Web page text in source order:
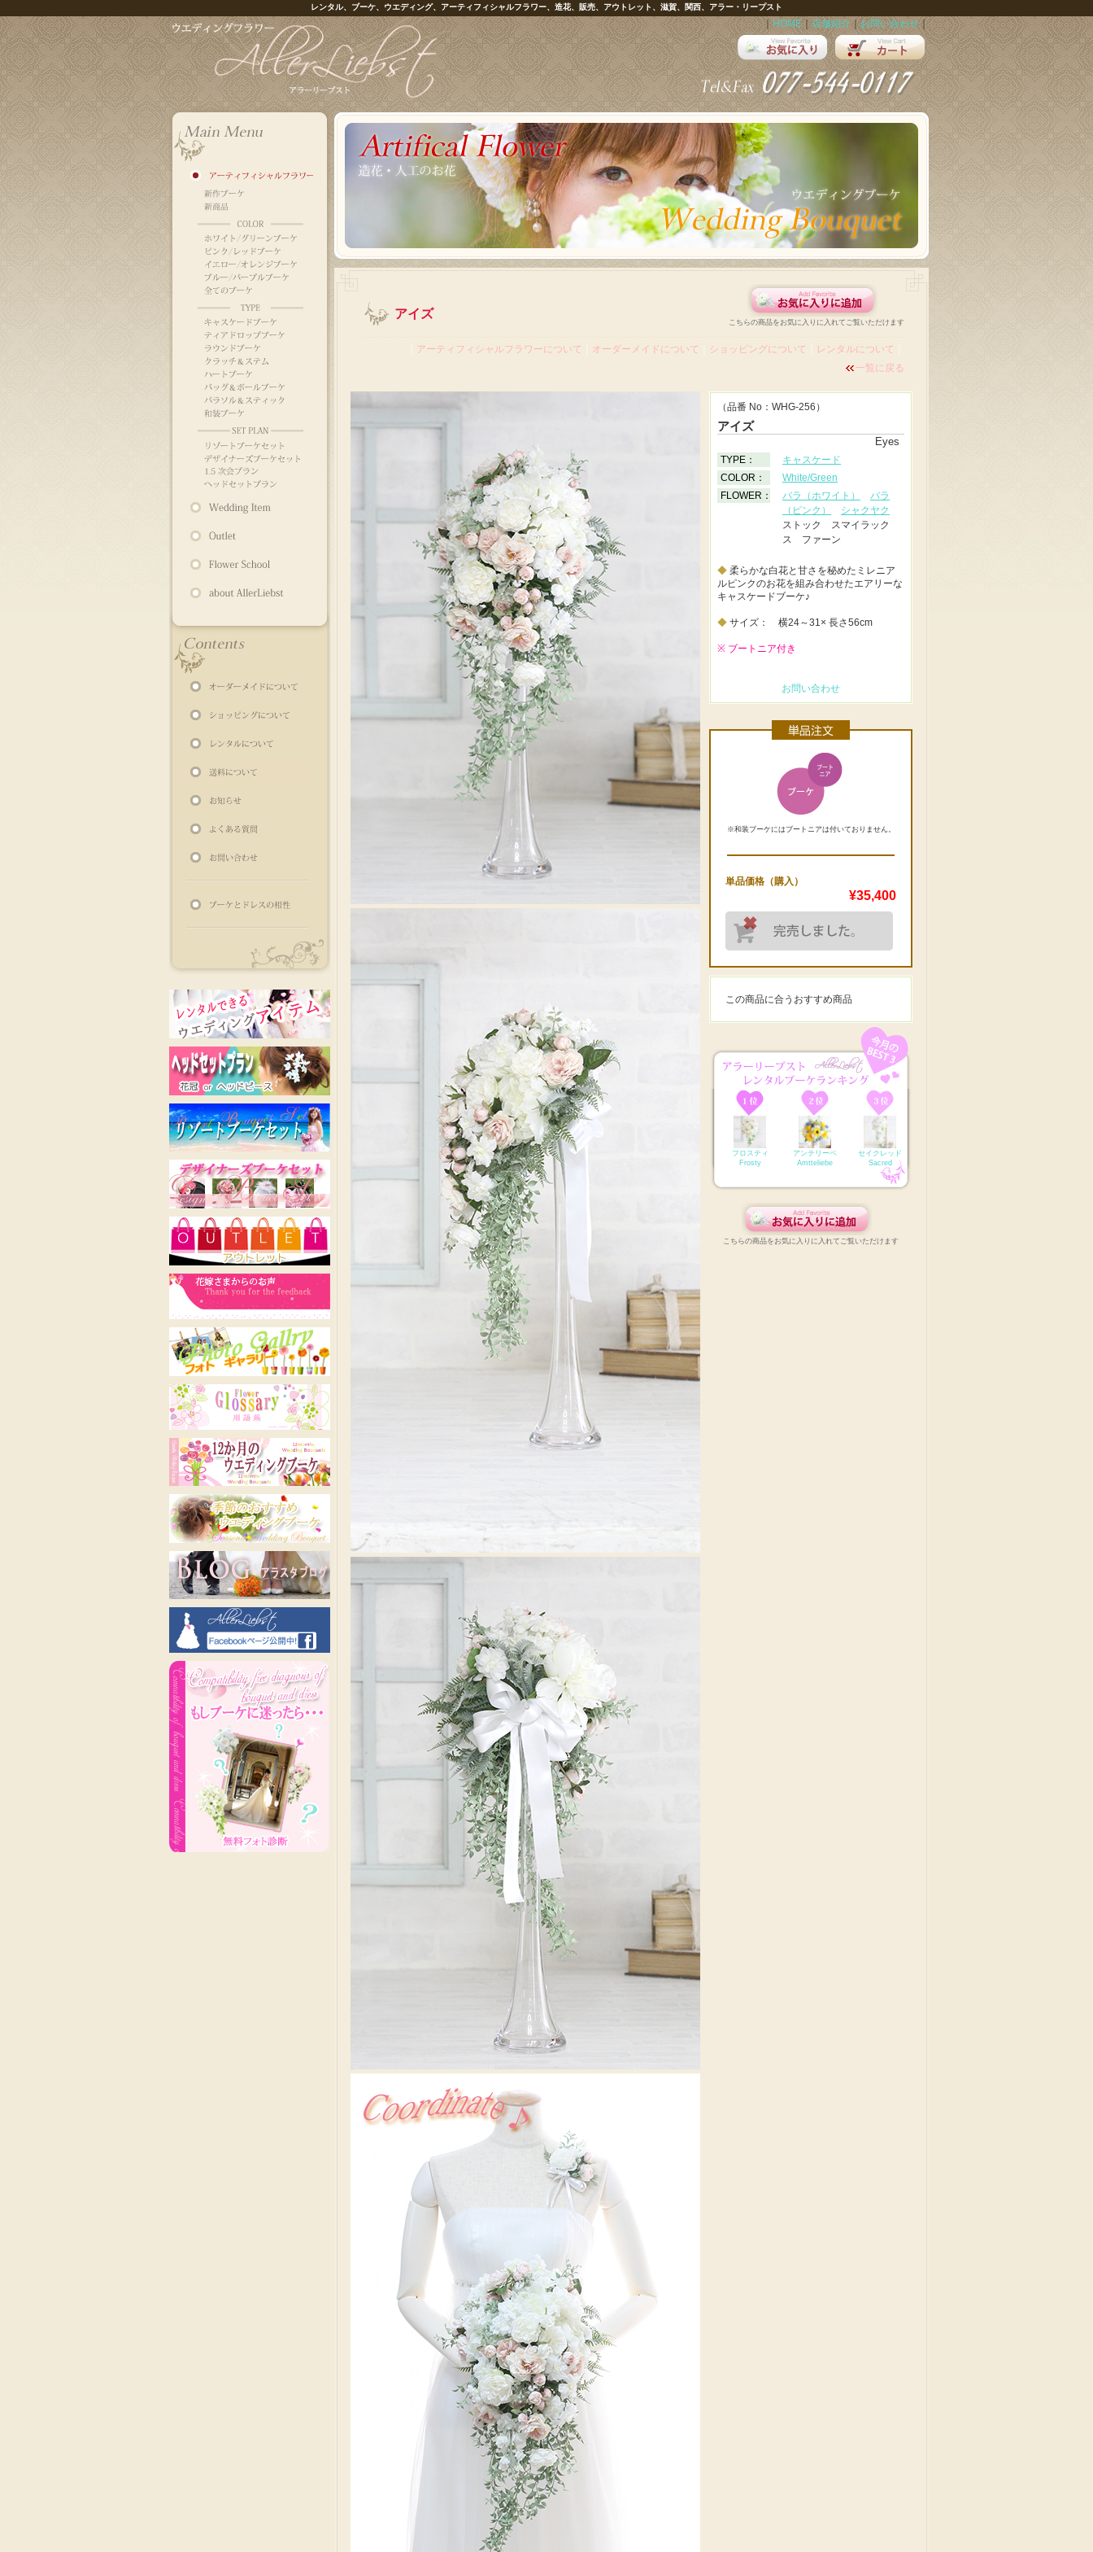
レンタル、ブーケ、ウエディング、アーティフィシャルフラワー、造花、販売、アウトレット、滋賀、関西、アラー・リープスト
｜ HOME｜ 店舗紹介 ｜お問い合わせ｜
こちらの商品をお気に入りに入れてご覧いただけます
アイズ
アーティフィシャルフラワーについて オーダーメイドについて ショッピングについて レンタルについて
一覧に戻る
（品番 No：WHG-256）
アイズ
Eyes
TYPE：
キャスケード
COLOR：
White/Green
FLOWER：
バラ（ホワイト）
バラ
（ピンク）
シャクヤク
ストック スマイラック
ス ファーン
◆ 柔らかな白花と甘さを秘めたミレニア
ルピンクのお花を組み合わせたエアリーな
キャスケードブーケ♪
◆ サイズ： 横24～31× 長さ56cm
※ ブートニア付き
お問い合わせ
※和装ブーケにはブートニアは付いておりません。
単品価格（購入）
¥35,400
この商品に合うおすすめ商品
フロスティ
Frosty
アンテリーベ
Amtteliebe
セイクレッド
Sacred
こちらの商品をお気に入りに入れてご覧いただけます